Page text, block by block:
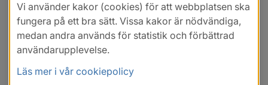
Vi använder kakor (cookies) för att webbplatsen ska
fungera på ett bra sätt. Vissa kakor är nödvändiga,
medan andra används för statistik och förbättrad
användarupplevelse.
Läs mer i vår cookiepolicy